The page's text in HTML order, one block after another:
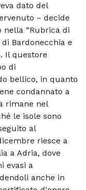
dato del
– decide
“Rubrica di
Bardonecchia e
Il questore
di
bellico, in quanto
condannato a
rimane nel
le isole sono
al
riesce a
a Adria, dove
evasi a
anche in